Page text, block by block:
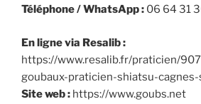
Téléphone / WhatsApp : 06 64 31
En ligne via Resalib :
https://www.resalib.fr/praticien/
goubaux-praticien-shiatsu-
Site web : https://www.goubs.net